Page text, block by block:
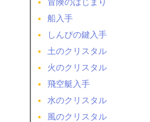
船入手
しんぴの鍵入手
土のクリスタル
火のクリスタル
飛空艇入手
水のクリスタル
風のクリスタル